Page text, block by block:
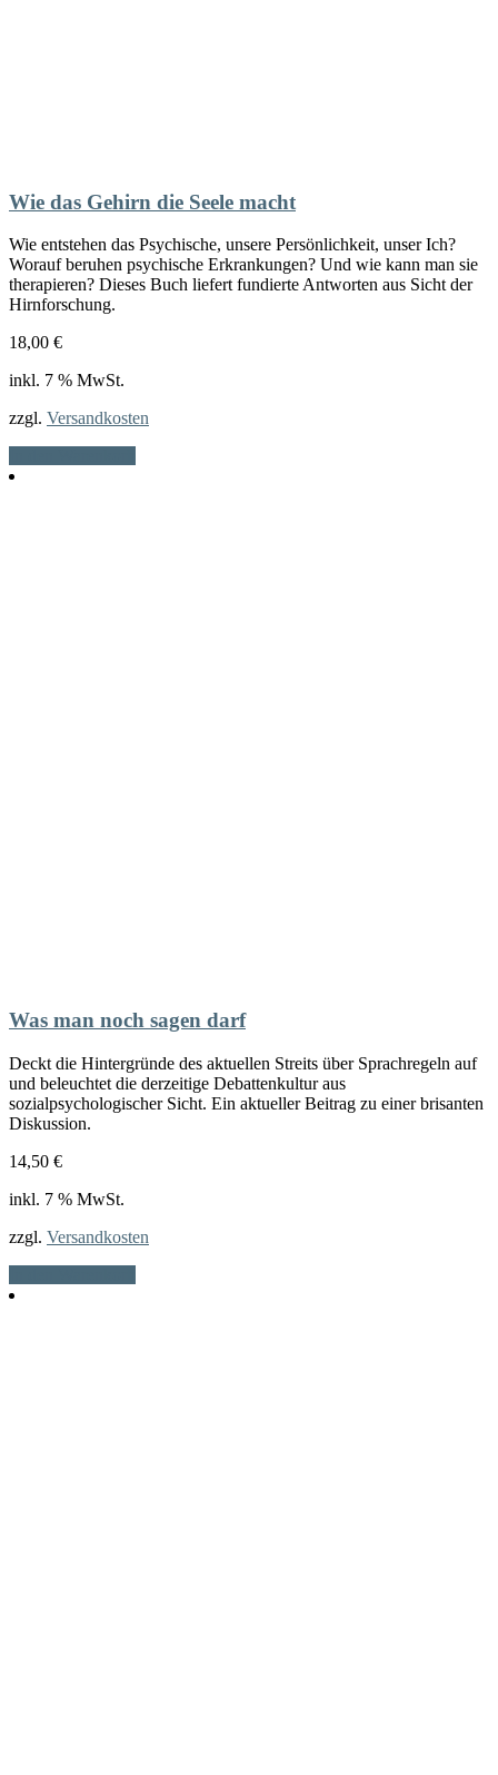
Wie das Gehirn die Seele macht
Wie entstehen das Psychische, unsere Persönlichkeit, unser Ich?
Worauf beruhen psychische Erkrankungen? Und wie kann man sie
therapieren? Dieses Buch liefert fundierte Antworten aus Sicht der
Hirnforschung.
18,00 €
inkl. 7 % MwSt.
zzgl. Versandkosten
Was man noch sagen darf
Deckt die Hintergründe des aktuellen Streits über Sprachregeln auf
und beleuchtet die derzeitige Debattenkultur aus
sozialpsychologischer Sicht. Ein aktueller Beitrag zu einer brisanten
Diskussion.
14,50 €
inkl. 7 % MwSt.
zzgl. Versandkosten